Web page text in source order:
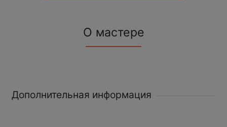
О мастере
Дополнительная информация